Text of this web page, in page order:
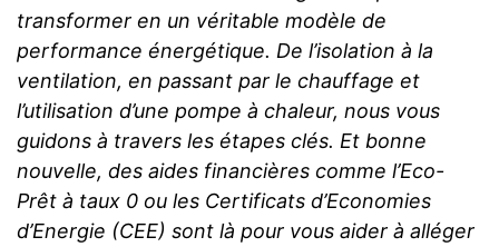
transformer en un véritable modèle de
performance énergétique. De l’isolation à la
ventilation, en passant par le chauffage et
l’utilisation d’une pompe à chaleur, nous vous
guidons à travers les étapes clés. Et bonne
nouvelle, des aides financières comme l’Eco-
Prêt à taux 0 ou les Certificats d’Economies
d’Energie (CEE) sont là pour vous aider à alléger